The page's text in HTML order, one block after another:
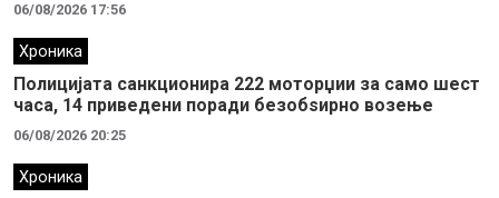
06/08/2026 17:56
Хроника
Полицијата санкционира 222 моторџии за само шест
часа, 14 приведени поради безобѕирно возење
06/08/2026 20:25
Хроника